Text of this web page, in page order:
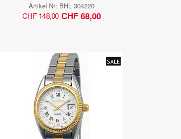
Artikel Nr: BHL 304220
CHF 148,00 CHF 68,00
SALE